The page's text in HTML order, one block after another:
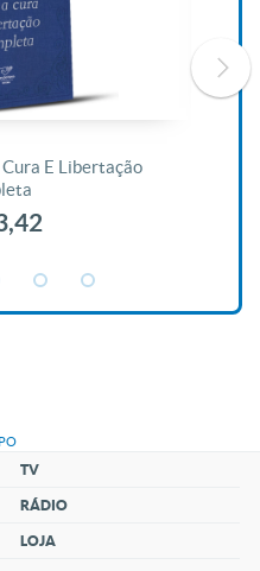
E Libertação
TV
RÁDIO
LOJA